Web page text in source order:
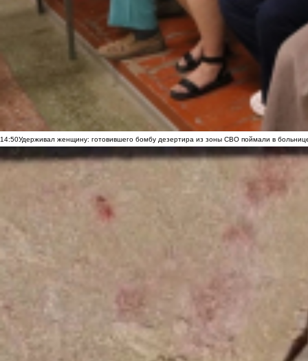
14:50Удерживал женщину: готовившего бомбу дезертира из зоны СВО поймали в